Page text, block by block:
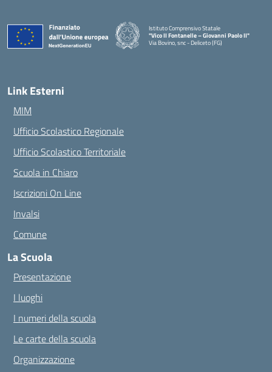
Istituto Comprensivo Statale
"Vico II Fontanelle – Giovanni Paolo II"
Via Bovino, snc - Deliceto (FG)
Link Esterni
MIM
Ufficio Scolastico Regionale
Ufficio Scolastico Territoriale
Scuola in Chiaro
Iscrizioni On Line
Invalsi
Comune
La Scuola
Presentazione
I luoghi
I numeri della scuola
Le carte della scuola
Organizzazione